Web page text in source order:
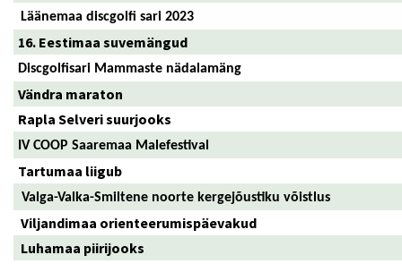
Läänemaa discgolfi sari 2023
16. Eestimaa suvemängud
Discgolfisari Mammaste nädalamäng
Vändra maraton
Rapla Selveri suurjooks
IV COOP Saaremaa Malefestival
Tartumaa liigub
Valga-Valka-Smiltene noorte kergejõustiku võistlus
Viljandimaa orienteerumispäevakud
Luhamaa piirijooks